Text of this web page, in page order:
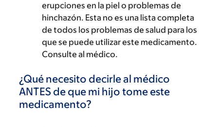
erupciones en la piel o problemas de
hinchazón. Esta no es una lista completa
de todos los problemas de salud para los
que se puede utilizar este medicamento.
Consulte al médico.
¿Qué necesito decirle al médico
ANTES de que mi hijo tome este
medicamento?